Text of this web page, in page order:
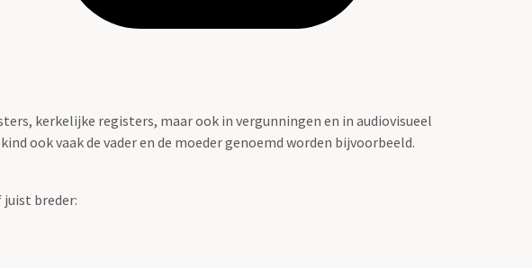
kerkelijke registers, maar ook in vergunningen en in audiovisueel
ook vaak de vader en de moeder genoemd worden bijvoorbeeld.
breder: